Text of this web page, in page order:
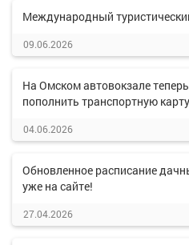
Международный
09.06.2026
На Омском автовокзале
пополнить транспортную
04.06.2026
Обновленное расписание
уже на сайте!
27.04.2026